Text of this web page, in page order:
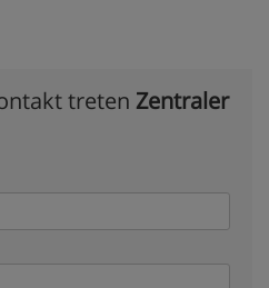
treten Zentraler